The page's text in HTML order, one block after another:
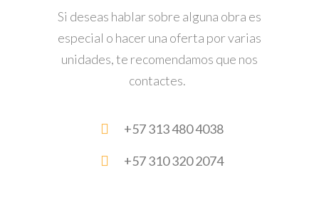
Si deseas hablar sobre alguna obra es
especial o hacer una oferta por varias
unidades, te recomendamos que nos
contactes.
+57 313 480 4038
+57 310 320 2074